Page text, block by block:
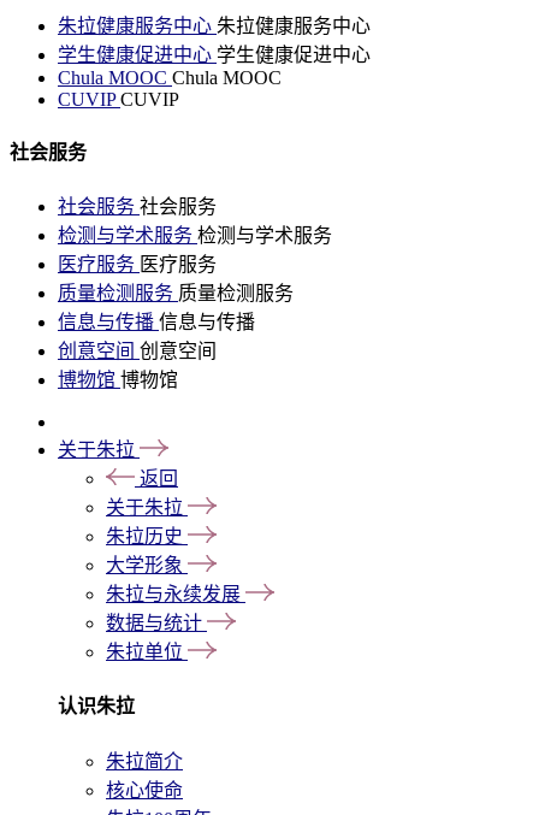
朱拉健康服务中心 朱拉健康服务中心
学生健康促进中心 学生健康促进中心
Chula MOOC Chula MOOC
CUVIPCUVIP
社会服务
社会服务 社会服务
检测与学术服务 检测与学术服务
医疗服务 医疗服务
质量检测服务 质量检测服务
信息与传播 信息与传播
创意空间 创意空间
博物馆 博物馆
关于朱拉
返回
关于朱拉
朱拉历史
大学形象
朱拉与永续发展
数据与统计
朱拉单位
认识朱拉
朱拉简介
核心使命